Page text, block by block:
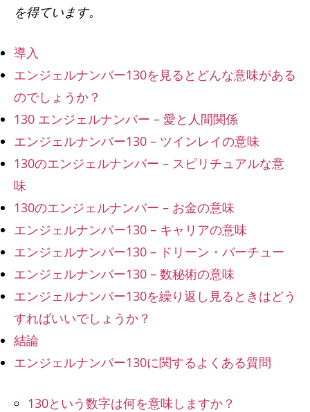
を得ています。
導入
エンジェルナンバー130を見るとどんな意味がある
のでしょうか？
130 エンジェルナンバー – 愛と人間関係
エンジェルナンバー130 – ツインレイの意味
130のエンジェルナンバー – スピリチュアルな意
味
130のエンジェルナンバー – お金の意味
エンジェルナンバー130 – キャリアの意味
エンジェルナンバー130 – ドリーン・バーチュー
エンジェルナンバー130 – 数秘術の意味
エンジェルナンバー130を繰り返し見るときはどう
すればいいでしょうか？
結論
エンジェルナンバー130に関するよくある質問
130という数字は何を意味しますか？